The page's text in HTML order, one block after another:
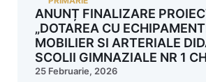
ANUNȚ FINALIZARE
„DOTAREA CU
MOBILIER SI ARTERIALE
SCOLII GIMNAZIALE NR 1
25 Februarie, 2026